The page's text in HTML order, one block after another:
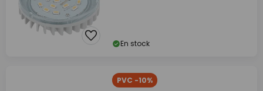
En stock
PVC -10%